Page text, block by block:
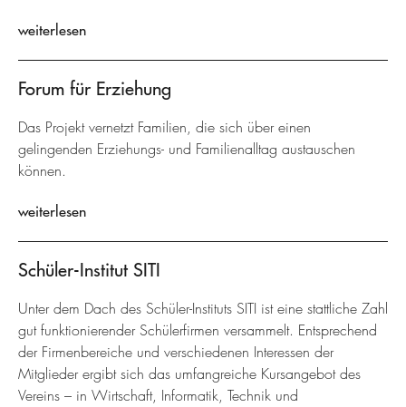
weiterlesen
Forum für Erziehung
Das Projekt vernetzt Familien, die sich über einen
gelingenden Erziehungs- und Familienalltag austauschen
können.
weiterlesen
Schüler-Institut SITI
Unter dem Dach des Schüler-Instituts SITI ist eine stattliche Zahl
gut funktionierender Schülerfirmen versammelt. Entsprechend
der Firmenbereiche und verschiedenen Interessen der
Mitglieder ergibt sich das umfangreiche Kursangebot des
Vereins – in Wirtschaft, Informatik, Technik und